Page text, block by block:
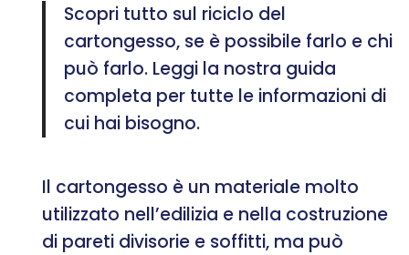
Scopri tutto sul riciclo del
cartongesso, se è possibile farlo e chi
può farlo. Leggi la nostra guida
completa per tutte le informazioni di
cui hai bisogno.
Il cartongesso è un materiale molto
utilizzato nell’edilizia e nella costruzione
di pareti divisorie e soffitti, ma può